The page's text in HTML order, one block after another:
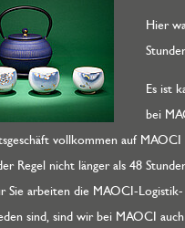
Hier
Es ist
bei
vollkommen auf MAOCI
Regel nicht länger als 48
Sie arbeiten die MAOCI-
sind, sind wir bei MAOCI